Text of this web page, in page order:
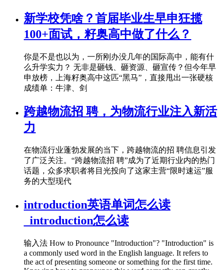
新学校凭啥？首届毕业生早申狂揽
100+面试，籽奥高中做了什么？
你是不是也以为，一所刚办没几年的国际高中，能有什
么升学实力？ 无非是砸钱、砸资源、砸宣传？但今年早
申放榜，上海籽奥高中这匹“黑马”，直接甩出一张硬核
成绩单：牛津、剑
跨越物流招 聘，为物流行业注入新活
力
在物流行业蓬勃发展的当下，跨越物流的招 聘信息引发
了广泛关注。“跨越物流招 聘”成为了近期行业内的热门
话题，众多求职者将目光投向了这家主营“限时速运”服
务的大型现代
introduction英语单词怎么读
_introduction怎么读
输入法 How to Pronounce "Introduction"? "Introduction" is
a commonly used word in the English language. It refers to
the act of presenting someone or something for the first time.